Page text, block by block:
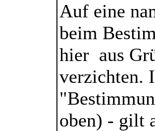
Auf eine
beim
hier aus
verzichten.
oben) - gilt